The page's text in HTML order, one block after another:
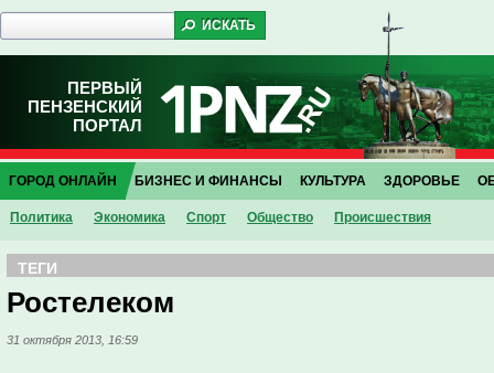
ПЕРВЫЙ
ПЕНЗЕНСКИЙ
ПОРТАЛ
ГОРОД ОНЛАЙН
Политика Экономика Спорт Общество Проиcшествия
БИЗНЕС И ФИНАНСЫ КУЛЬТУРА ЗДОРОВЬЕ
ТЕГИ
Ростелеком
31 октября 2013, 16:59